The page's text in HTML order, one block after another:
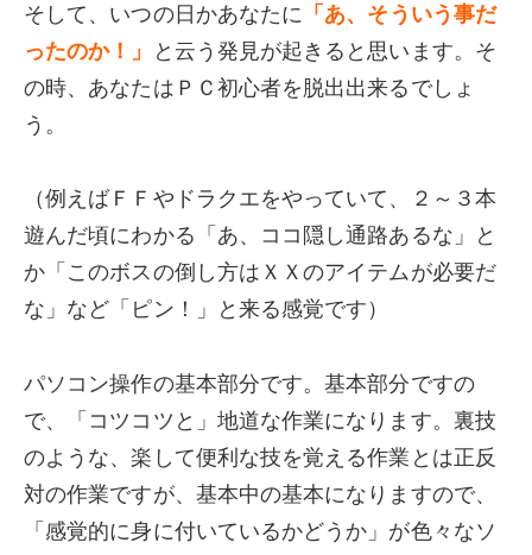
そして、いつの日かあなたに 「あ、そういう事だ
ったのか！」
と云う発見が起きると思います。そ
の時、あなたはＰＣ初心者を脱出出来るでしょ
う。
（例えばＦＦやドラクエをやっていて、２～３本
遊んだ頃にわかる「あ、ココ隠し通路あるな」と
か「このボスの倒し方はＸＸのアイテムが必要だ
な」など「ピン！」と来る感覚です）
パソコン操作の基本部分です。基本部分ですの
で、「コツコツと」地道な作業になります。裏技
のような、楽して便利な技を覚える作業とは正反
対の作業ですが、基本中の基本になりますので、
「感覚的に身に付いているかどうか」が色々なソ